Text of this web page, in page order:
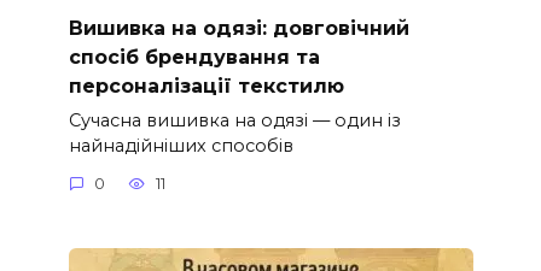
Вишивка на одязі: довговічний
спосіб брендування та
персоналізації текстилю
Сучасна вишивка на одязі — один із
найнадійніших способів
0 11